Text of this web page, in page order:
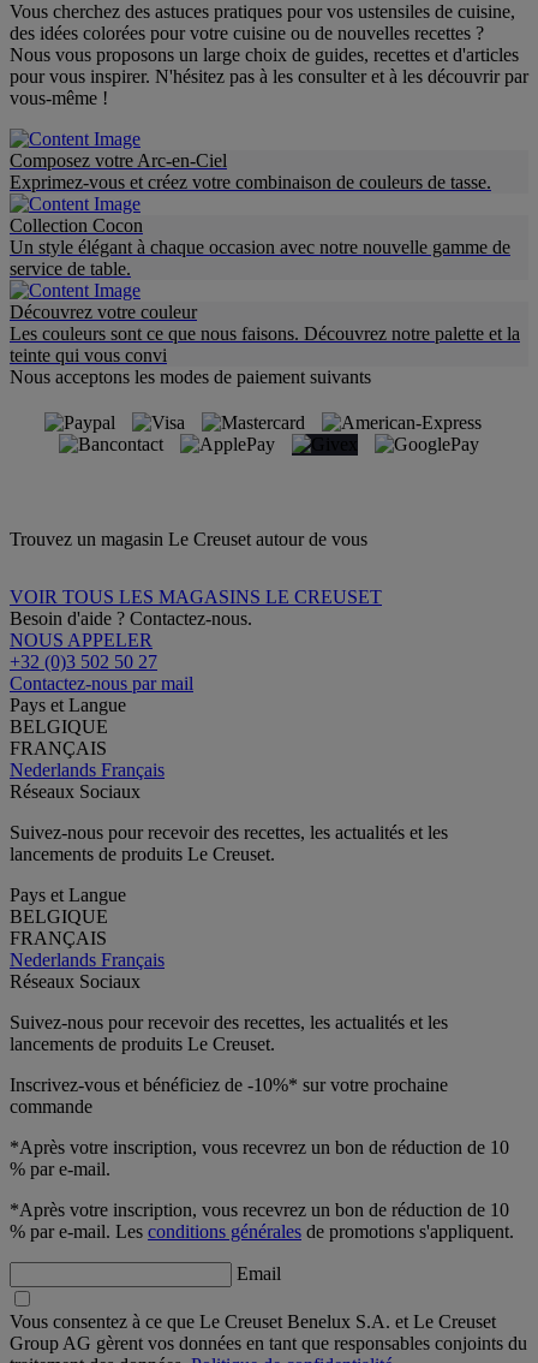
Vous cherchez des astuces pratiques pour vos ustensiles de cuisine,
des idées colorées pour votre cuisine ou de nouvelles recettes ?
Nous vous proposons un large choix de guides, recettes et d'articles
pour vous inspirer. N'hésitez pas à les consulter et à les découvrir par
vous-même !
Composez votre Arc-en-Ciel
Exprimez-vous et créez votre combinaison de couleurs de tasse.
Collection Cocon
Un style élégant à chaque occasion avec notre nouvelle gamme de
service de table.
Découvrez votre couleur
Les couleurs sont ce que nous faisons. Découvrez notre palette et la
teinte qui vous convi
Nous acceptons les modes de paiement suivants
Trouvez un magasin Le Creuset autour de vous
VOIR TOUS LES MAGASINS LE CREUSET
Besoin d'aide ? Contactez-nous.
NOUS APPELER
+32 (0)3 502 50 27
Contactez-nous par mail
Pays et Langue
BELGIQUE
FRANÇAIS
Nederlands Français
Réseaux Sociaux
Suivez-nous pour recevoir des recettes, les actualités et les
lancements de produits Le Creuset.
Pays et Langue
BELGIQUE
FRANÇAIS
Nederlands Français
Réseaux Sociaux
Suivez-nous pour recevoir des recettes, les actualités et les
lancements de produits Le Creuset.
Inscrivez-vous et bénéficiez de -10%* sur votre prochaine
commande
*Après votre inscription, vous recevrez un bon de réduction de 10
% par e-mail.
*Après votre inscription, vous recevrez un bon de réduction de 10
% par e-mail. Les conditions générales de promotions s'appliquent.
Email
Vous consentez à ce que Le Creuset Benelux S.A. et Le Creuset
Group AG gèrent vos données en tant que responsables conjoints du